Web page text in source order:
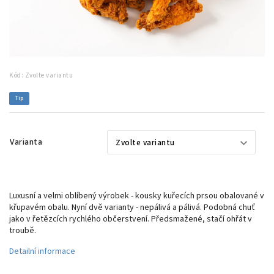
Kód: Zvolte variantu
Tip
Varianta
Luxusní a velmi oblíbený výrobek - kousky kuřecích prsou obalované v
křupavém obalu. Nyní dvě varianty - nepálivá a pálivá. Podobná chuť
jako v řetězcích rychlého občerstvení. Předsmažené, stačí ohřát v
troubě.
Detailní informace